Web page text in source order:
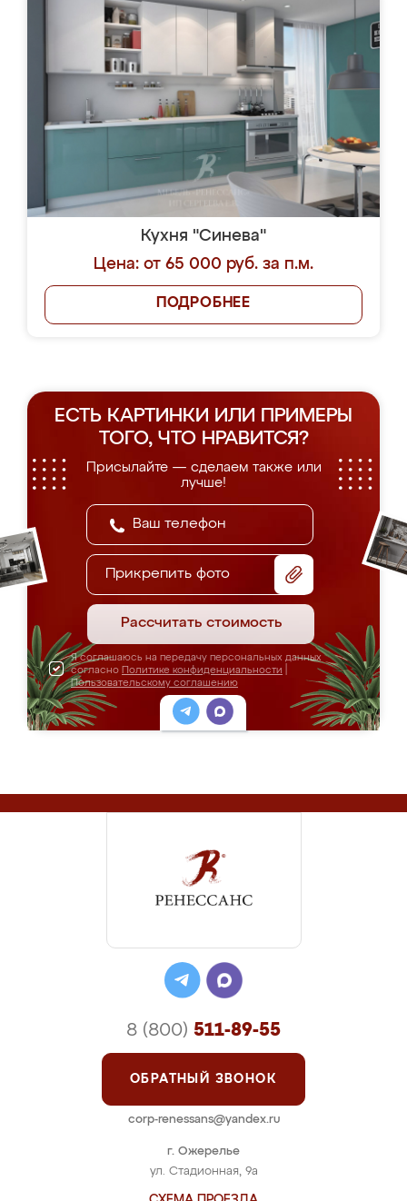
Кухня "Синева"
Цена: от 65 000 руб. за п.м.
ПОДРОБНЕЕ
ЕСТЬ КАРТИНКИ ИЛИ ПРИМЕРЫ
ТОГО, ЧТО НРАВИТСЯ?
Присылайте — сделаем также или
лучше!
Прикрепить фото
Рассчитать стоимость
Я соглашаюсь на передачу персональных данных
согласно Политике конфиденциальности
Пользовательскому соглашению
г. Ожерелье
ул. Стадионная, 9а
8 (800) 511-89-55
ОБРАТНЫЙ ЗВОНОК
corp-renessans@yandex.ru